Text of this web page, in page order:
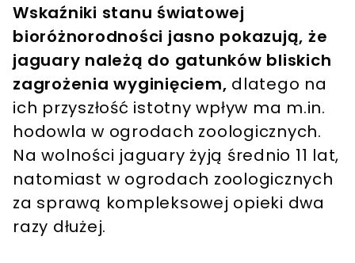
Wskaźniki stanu światowej
bioróżnorodności jasno pokazują, że
jaguary należą do gatunków bliskich
zagrożenia wyginięciem, dlatego na
ich przyszłość istotny wpływ ma m.in.
hodowla w ogrodach zoologicznych.
Na wolności jaguary żyją średnio 11 lat,
natomiast w ogrodach zoologicznych
za sprawą kompleksowej opieki dwa
razy dłużej.